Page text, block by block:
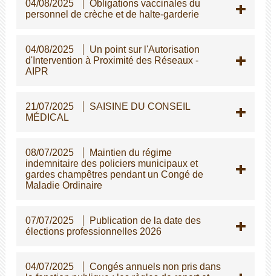
04/08/2025
Obligations vaccinales du
personnel de crèche et de halte-garderie
04/08/2025
Un point sur l'Autorisation
d'Intervention à Proximité des Réseaux -
AIPR
21/07/2025
SAISINE DU CONSEIL
MÉDICAL
08/07/2025
Maintien du régime
indemnitaire des policiers municipaux et
gardes champêtres pendant un Congé de
Maladie Ordinaire
07/07/2025
Publication de la date des
élections professionnelles 2026
04/07/2025
Congés annuels non pris dans